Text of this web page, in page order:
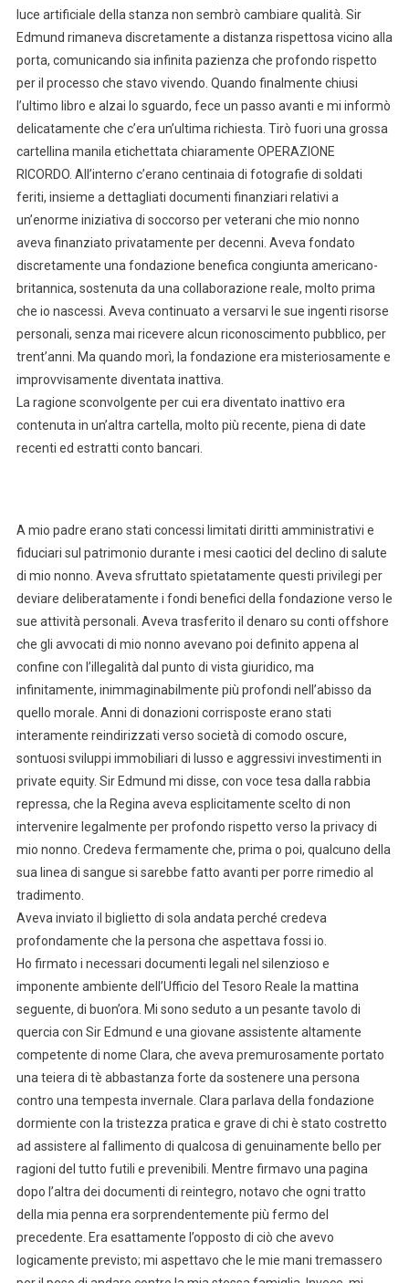
luce artificiale della stanza non sembrò cambiare qualità. Sir
Edmund rimaneva discretamente a distanza rispettosa vicino alla
porta, comunicando sia infinita pazienza che profondo rispetto
per il processo che stavo vivendo. Quando finalmente chiusi
l’ultimo libro e alzai lo sguardo, fece un passo avanti e mi informò
delicatamente che c’era un’ultima richiesta. Tirò fuori una grossa
cartellina manila etichettata chiaramente OPERAZIONE
RICORDO. All’interno c’erano centinaia di fotografie di soldati
feriti, insieme a dettagliati documenti finanziari relativi a
un’enorme iniziativa di soccorso per veterani che mio nonno
aveva finanziato privatamente per decenni. Aveva fondato
discretamente una fondazione benefica congiunta americano-
britannica, sostenuta da una collaborazione reale, molto prima
che io nascessi. Aveva continuato a versarvi le sue ingenti risorse
personali, senza mai ricevere alcun riconoscimento pubblico, per
trent’anni. Ma quando morì, la fondazione era misteriosamente e
improvvisamente diventata inattiva.
La ragione sconvolgente per cui era diventato inattivo era
contenuta in un’altra cartella, molto più recente, piena di date
recenti ed estratti conto bancari.
A mio padre erano stati concessi limitati diritti amministrativi e
fiduciari sul patrimonio durante i mesi caotici del declino di salute
di mio nonno. Aveva sfruttato spietatamente questi privilegi per
deviare deliberatamente i fondi benefici della fondazione verso le
sue attività personali. Aveva trasferito il denaro su conti offshore
che gli avvocati di mio nonno avevano poi definito appena al
confine con l’illegalità dal punto di vista giuridico, ma
infinitamente, inimmaginabilmente più profondi nell’abisso da
quello morale. Anni di donazioni corrisposte erano stati
interamente reindirizzati verso società di comodo oscure,
sontuosi sviluppi immobiliari di lusso e aggressivi investimenti in
private equity. Sir Edmund mi disse, con voce tesa dalla rabbia
repressa, che la Regina aveva esplicitamente scelto di non
intervenire legalmente per profondo rispetto verso la privacy di
mio nonno. Credeva fermamente che, prima o poi, qualcuno della
sua linea di sangue si sarebbe fatto avanti per porre rimedio al
tradimento.
Aveva inviato il biglietto di sola andata perché credeva
profondamente che la persona che aspettava fossi io.
Ho firmato i necessari documenti legali nel silenzioso e
imponente ambiente dell’Ufficio del Tesoro Reale la mattina
seguente, di buon’ora. Mi sono seduto a un pesante tavolo di
quercia con Sir Edmund e una giovane assistente altamente
competente di nome Clara, che aveva premurosamente portato
una teiera di tè abbastanza forte da sostenere una persona
contro una tempesta invernale. Clara parlava della fondazione
dormiente con la tristezza pratica e grave di chi è stato costretto
ad assistere al fallimento di qualcosa di genuinamente bello per
ragioni del tutto futili e prevenibili. Mentre firmavo una pagina
dopo l’altra dei documenti di reintegro, notavo che ogni tratto
della mia penna era sorprendentemente più fermo del
precedente. Era esattamente l’opposto di ciò che avevo
logicamente previsto; mi aspettavo che le mie mani tremassero